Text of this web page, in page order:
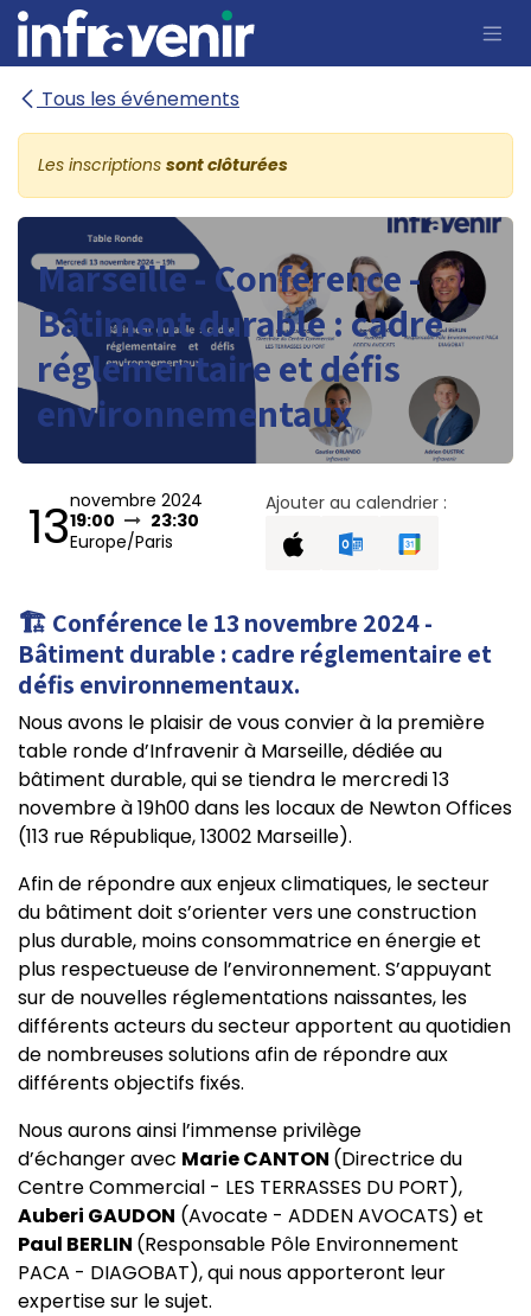
Se rendre au contenu
Tous les événements
Les inscriptions sont clôturées
Marseille - Conférence -
Bâtiment durable : cadre
réglementaire et défis
environnementaux
13novembre 2024
19:00
23:30
Europe/Paris
Ajouter au calendrier :
🏗️ Conférence le 13 novembre 2024 -
Bâtiment durable : cadre réglementaire et
défis environnementaux.
Nous avons le plaisir de vous convier à la première
table ronde d’Infravenir à Marseille, dédiée au
bâtiment durable, qui se tiendra le mercredi 13
novembre à 19h00 dans les locaux de Newton Offices
(113 rue République, 13002 Marseille).
Afin de répondre aux enjeux climatiques, le secteur
du bâtiment doit s’orienter vers une construction
plus durable, moins consommatrice en énergie et
plus respectueuse de l’environnement. S’appuyant
sur de nouvelles réglementations naissantes, les
différents acteurs du secteur apportent au quotidien
de nombreuses solutions afin de répondre aux
différents objectifs fixés.
Nous aurons ainsi l’immense privilège
d’échanger avec Marie CANTON (Directrice du
Centre Commercial - LES TERRASSES DU PORT),
Auberi GAUDON (Avocate - ADDEN AVOCATS) et
Paul BERLIN (Responsable Pôle Environnement
PACA - DIAGOBAT), qui nous apporteront leur
expertise sur le sujet.